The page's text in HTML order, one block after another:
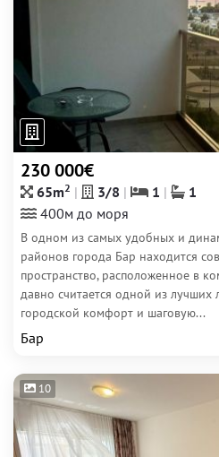
230 000€
65m2 3/8 1
1
400м до моря
В одном из самых удобных и
районов города Бар находится
пространство, расположенное в
давно считается одной из лучших
городской комфорт и шаговую...
Бар
10